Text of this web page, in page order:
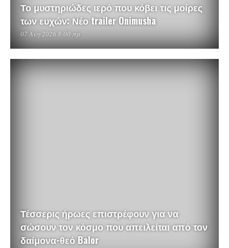
Το μυστηριώδες ιερό που κόβει τις μοίρες
των ευχών: Νέο trailer Onimusha
07 Αυγ 2026 8:00 πμ
Τέσσερις ήρωες επιστρέφουν για να
σώσουν τον κόσμο που απειλείται από τον
δαίμονα-θεό Balor